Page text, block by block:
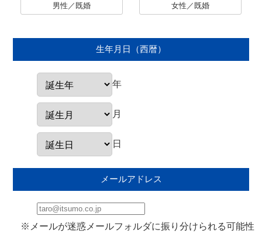
男性／既婚 女性／既婚
生年月日（西暦）
年
月
日
メールアドレス
※メールが迷惑メールフォルダに振り分けられる可能性